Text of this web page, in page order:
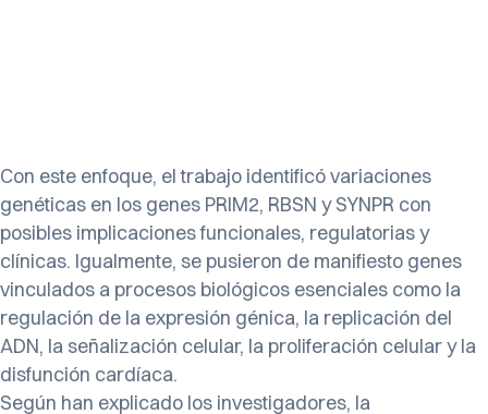
Con este enfoque, el trabajo identificó variaciones
genéticas en los genes PRIM2, RBSN y SYNPR con
posibles implicaciones funcionales, regulatorias y
clínicas. Igualmente, se pusieron de manifiesto genes
vinculados a procesos biológicos esenciales como la
regulación de la expresión génica, la replicación del
ADN, la señalización celular, la proliferación celular y la
disfunción cardíaca.
Según han explicado los investigadores, la